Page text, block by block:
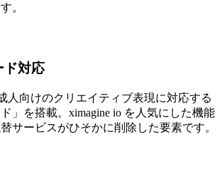
。
ド対応
人向けのクリエイティブ表現に対応する
」を搭載。ximagine io を人気にした機能
サービスがひそかに削除した要素です。